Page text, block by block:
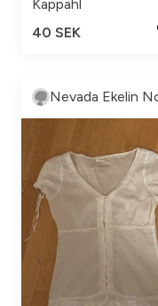
Kappahl
40 SEK